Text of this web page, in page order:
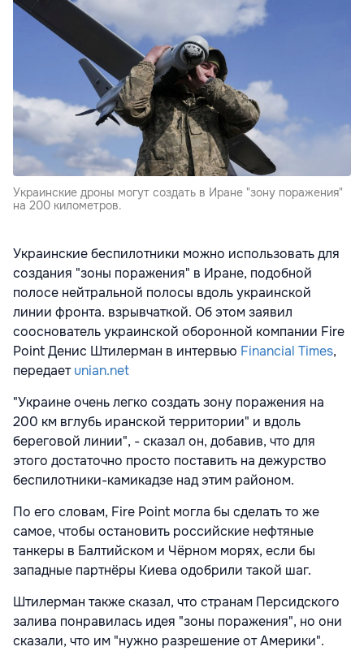
Украинские дроны могут создать в Иране "зону поражения"
на 200 километров.
Украинские беспилотники можно использовать для
создания "зоны поражения" в Иране, подобной
полосе нейтральной полосы вдоль украинской
линии фронта. взрывчаткой. Об этом заявил
сооснователь украинской оборонной компании Fire
Point Денис Штилерман в интервью Financial Times,
передаетunian.net
"Украине очень легко создать зону поражения на
200 км вглубь иранской территории" и вдоль
береговой линии", - сказал он, добавив, что для
этого достаточно просто поставить на дежурство
беспилотники-камикадзе над этим районом.
По его словам, Fire Point могла бы сделать то же
самое, чтобы остановить российские нефтяные
танкеры в Балтийском и Чёрном морях, если бы
западные партнёры Киева одобрили такой шаг.
Штилерман также сказал, что странам Персидского
залива понравилась идея "зоны поражения", но они
сказали, что им "нужно разрешение от Америки".